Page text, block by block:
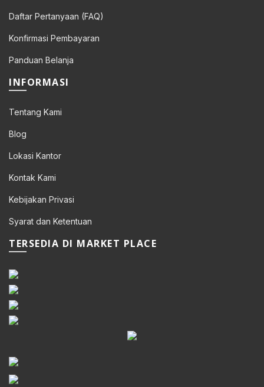
Daftar Pertanyaan (FAQ)
Konfirmasi Pembayaran
Panduan Belanja
INFORMASI
Tentang Kami
Blog
Lokasi Kantor
Kontak Kami
Kebijakan Privasi
Syarat dan Ketentuan
TERSEDIA DI MARKET PLACE